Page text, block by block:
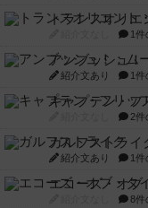
トランスオリエ
1件
アンブッシュ！
紹介文あり 1件
キャプテン・フ
2件
ガルフストライ
紹介文あり 1件
エコーズ・オブ
8件